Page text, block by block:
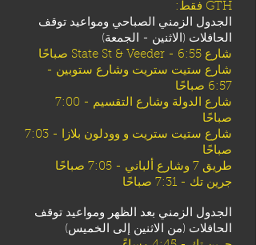
GTH فقط:
الجدول الزمني الصباحي ومواعيد توقف
الحافلات (الاثنين - الجمعة)
شارع State St & Veeder - 6:55 صباحًا
شارع ستيت ستريت وشارع ستوبين -
6:57 صباحًا
شارع الدولة وشارع التقسيم - 7:00
صباحًا
شارع ستيت ستريت و وودلون بلازا - 7:03
صباحًا
طريق 7 وشارع ألباني - 7:05 صباحًا
جرين تك - 7:31 صباحًا
الجدول الزمني بعد الظهر ومواعيد توقف
الحافلات (من الاثنين إلى الخميس)